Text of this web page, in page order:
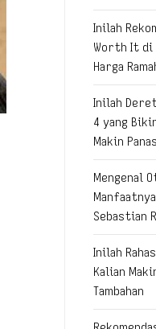
Inilah
Worth It di
Harga
Inilah
4 yang
Makin
Mengenal
Sebastian
Inilah
Kalian
Tambahan